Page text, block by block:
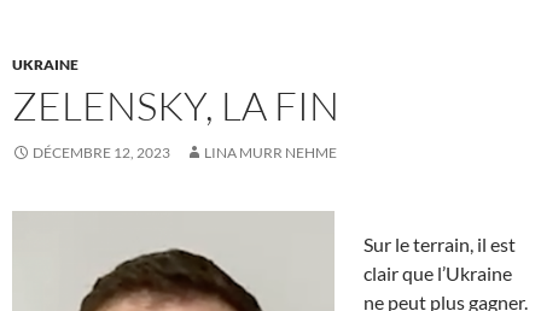
UKRAINE
ZELENSKY, LA FIN
DÉCEMBRE 12, 2023 LINA MURR NEHME
Sur le terrain, il est
clair que l’Ukraine
ne peut plus gagner.